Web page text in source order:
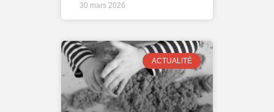
30 mars 2026
ACTUALITÉ